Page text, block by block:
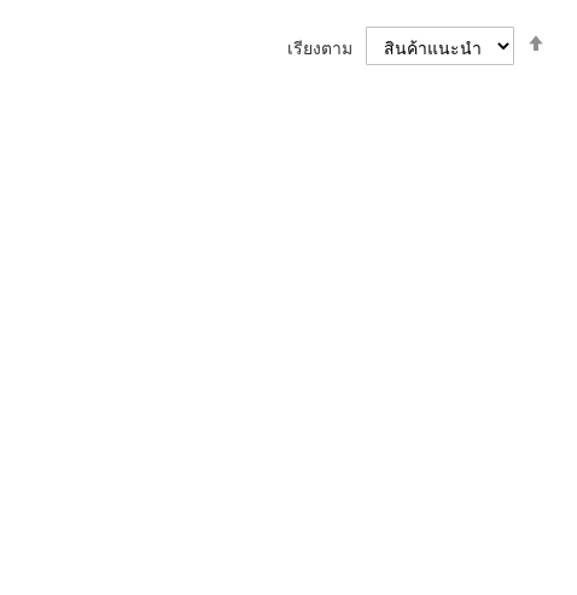
เรียงตาม